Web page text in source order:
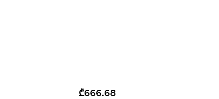
₾666.68